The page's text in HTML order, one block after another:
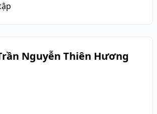
Nguyễn Thiên Hương